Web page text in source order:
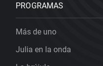
PROGRAMAS
Más de uno
Julia en la onda